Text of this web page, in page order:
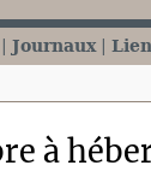
Journaux
à